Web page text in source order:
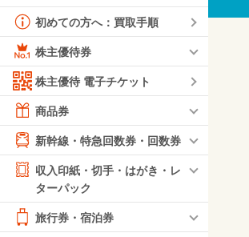
初めての方へ：買取手順
株主優待券
株主優待 電子チケット
商品券
新幹線・特急回数券・回数券
収入印紙・切手・はがき・レ
ターパック
旅行券・宿泊券